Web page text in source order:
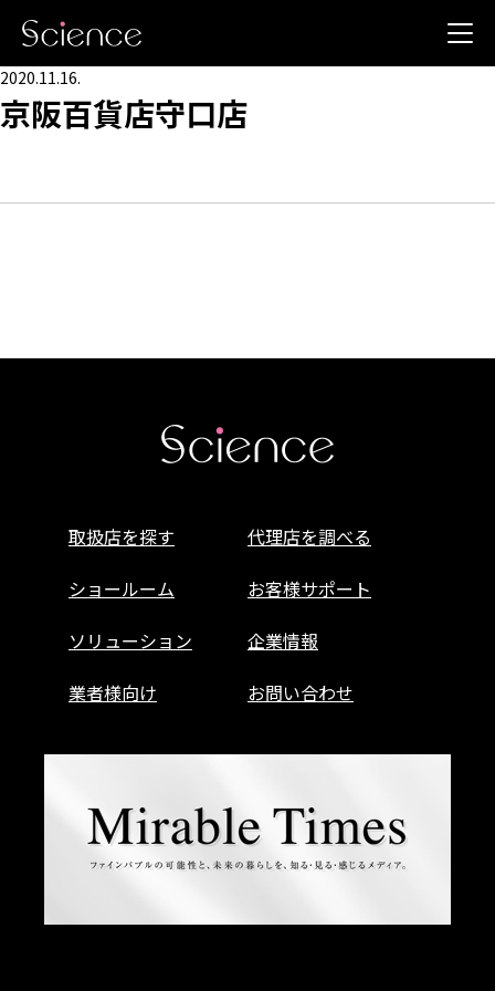
2020.11.16.
京阪百貨店守口店
取扱店を探す
代理店を調べる
ショールーム
お客様サポート
ソリューション
企業情報
業者様向け
お問い合わせ